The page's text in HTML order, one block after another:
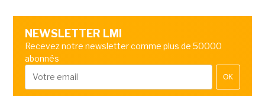
NEWSLETTER LMI
Recevez notre newsletter comme plus de 50000
abonnés
OK